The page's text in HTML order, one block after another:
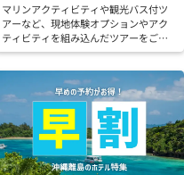
マリンアクティビティや観光バス付ツ
アーなど、現地体験オプションやアク
ティビティを組み込んだツアーをご紹
介！